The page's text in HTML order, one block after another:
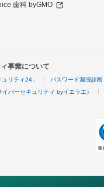
歯科 byGMO
事業について
リティ24」 パスワード漏洩診断
バーセキュリティ byイエラエ）